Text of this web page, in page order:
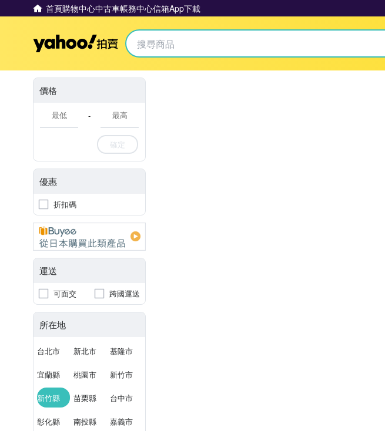
首頁購物中心中古車帳務中心信箱App下載
Yahoo拍賣
價格
-
確定
優惠
折扣碼
運送
可面交 跨國運送
所在地
台北市 新北市 基隆市
宜蘭縣 桃園市 新竹市
新竹縣 苗栗縣 台中市
彰化縣 南投縣 嘉義市